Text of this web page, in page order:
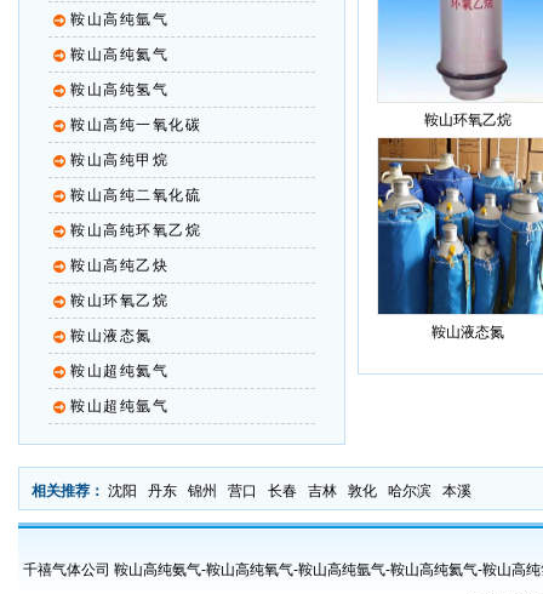
鞍山高纯氩气
鞍山高纯氦气
鞍山高纯氢气
鞍山高纯一氧化碳
鞍山高纯甲烷
鞍山高纯二氧化硫
鞍山高纯环氧乙烷
鞍山高纯乙炔
鞍山环氧乙烷
鞍山液态氮
鞍山超纯氦气
鞍山超纯氩气
鞍山环氧乙烷
鞍山液态氮
相关推荐： 沈阳 丹东 锦州 营口 长春 吉林 敦化 哈尔滨 本溪
千禧气体公司 鞍山高纯氨气-鞍山高纯氧气-鞍山高纯氩气-鞍山高纯氦气-鞍山高